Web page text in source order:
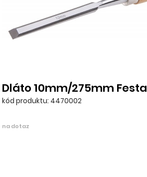
Dláto 10mm/275mm Festa
kód produktu: 4470002
na dotaz